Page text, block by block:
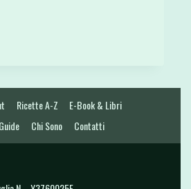
Ricette A-Z
E-Book & Libri
Chi Sono Contatti